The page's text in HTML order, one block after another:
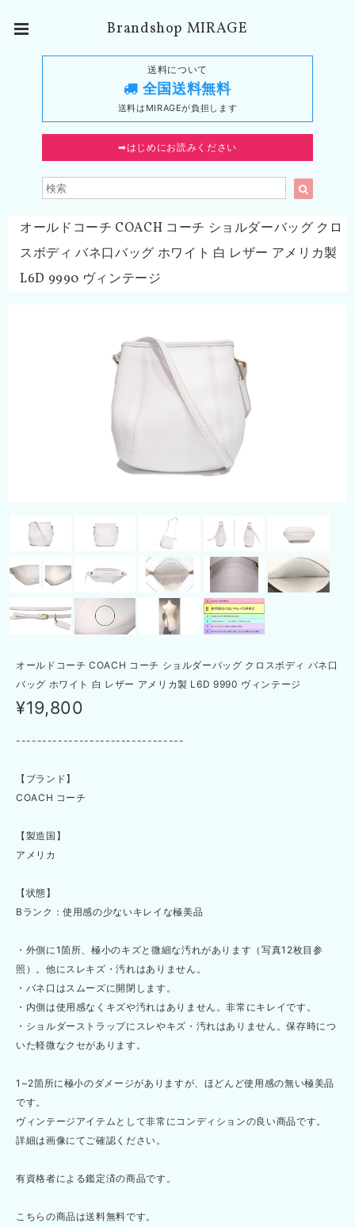
Brandshop MIRAGE
送料について
全国送料無料
送料はMIRAGEが負担します
➡︎はじめにお読みください
オールドコーチ COACH コーチ ショルダーバッグ クロ
スボディ バネ口バッグ ホワイト 白 レザー アメリカ製
L6D 9990 ヴィンテージ
オールドコーチ COACH コーチ ショルダーバッグ クロスボディ バネ口
バッグ ホワイト 白 レザー アメリカ製 L6D 9990 ヴィンテージ
¥19,800
--------------------------------
【ブランド】
COACH コーチ
【製造国】
アメリカ
【状態】
Bランク：使用感の少ないキレイな極美品
・外側に1箇所、極小のキズと微細な汚れがあります（写真12枚目参
照）。他にスレキズ・汚れはありません。
・バネ口はスムーズに開閉します。
・内側は使用感なくキズや汚れはありません。非常にキレイです。
・ショルダーストラップにスレやキズ・汚れはありません。保存時につ
いた軽微なクセがあります。
1~2箇所に極小のダメージがありますが、ほどんど使用感の無い極美品
です。
ヴィンテージアイテムとして非常にコンディションの良い商品です。
詳細は画像にてご確認ください。
有資格者による鑑定済の商品です。
こちらの商品は送料無料です。